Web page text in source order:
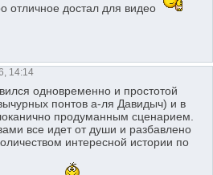
отличное достал для видео
14:14
одновременно и простотой
понтов а-ля Давидыч) и в
продуманным сценарием.
все идет от души и разбавлено
интересной истории по